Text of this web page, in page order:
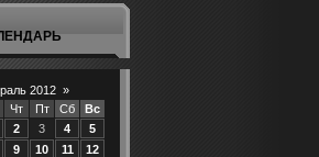
2012 »
Чт Пт Сб
Вс
2 3 4
5
9 10 11
12